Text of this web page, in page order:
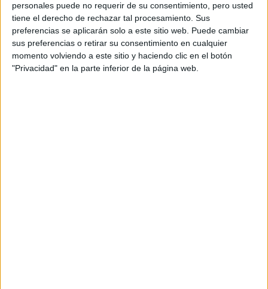
personales puede no requerir de su consentimiento, pero usted
tiene el derecho de rechazar tal procesamiento. Sus
preferencias se aplicarán solo a este sitio web. Puede cambiar
sus preferencias o retirar su consentimiento en cualquier
momento volviendo a este sitio y haciendo clic en el botón
"Privacidad" en la parte inferior de la página web.
Términos y Condiciones de Uso
Aceptolos Términos y Condicionesde uso*